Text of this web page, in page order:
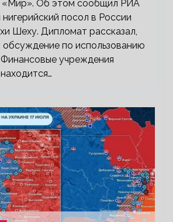
«Мир». Об этом сообщил РИА
посол в России
Шеху. Дипломат рассказал,
обсуждение по использованию
учреждения